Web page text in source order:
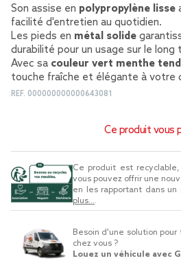
Son assise en polypropylène lisse
facilité d'entretien au quotidien.
Les pieds en métal solide
durabilité pour un usage sur le long
Avec sa couleur vert menthe
touche fraîche et élégante à votre
REF. 000000000000643081
Ce produit vous
Ce produit est
vous pouvez offrir une
en les rapportant dans un
plus....
Besoin d'une solution
chez vous ?
Louez un véhicule avec